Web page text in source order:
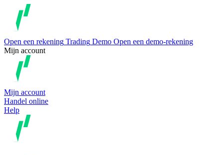
Open een rekening Trading Demo Open een demo-rekening
Mijn account
Mijn account
Handel online
Help